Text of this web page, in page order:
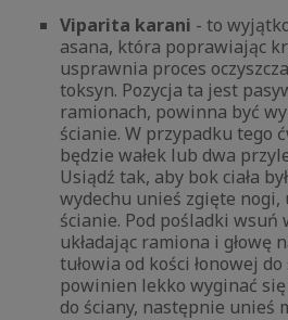
Viparita karani - to
asana, która poprawiając
usprawnia proces
toksyn. Pozycja ta jest
ramionach, powinna być
ścianie. W przypadku tego
będzie wałek lub dwa
Usiądź tak, aby bok ciała
wydechu unieś zgięte nogi,
ścianie. Pod pośladki wsuń
układając ramiona i głowę
tułowia od kości łonowej
powinien lekko wyginać się
do ściany, następnie unieś